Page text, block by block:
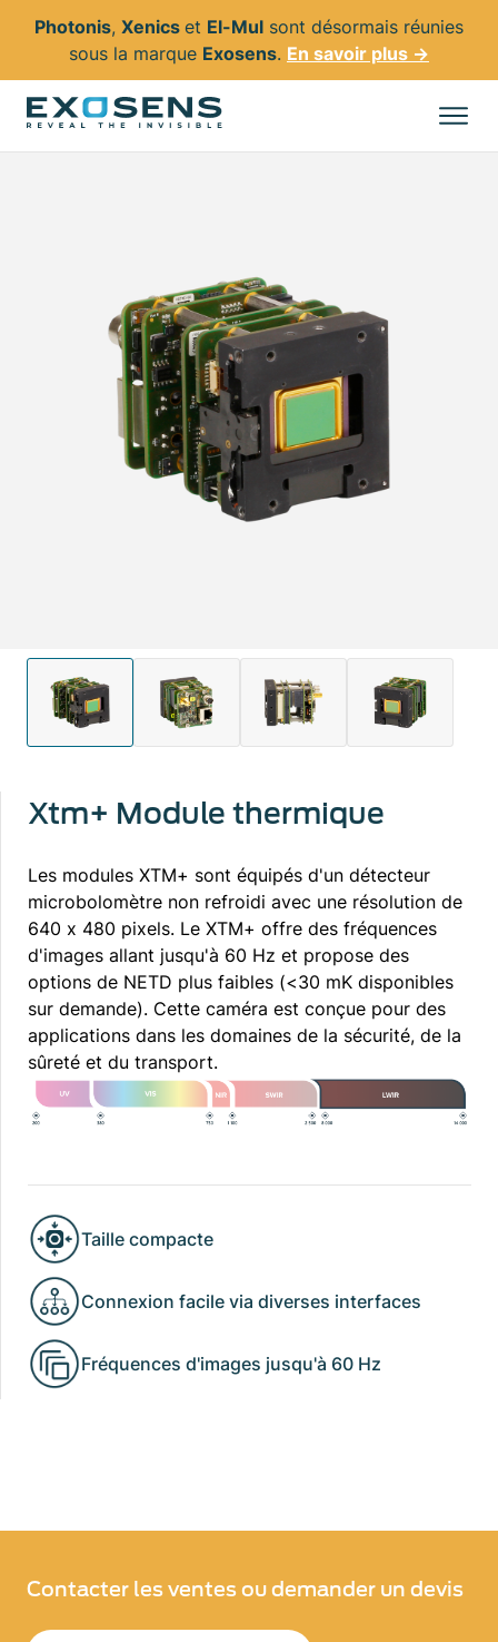
Aller
Photonis, Xenics et El-Mul sont désormais réunies
sous la marque Exosens. En savoir plus →
Tous les produits
Xtm+ Module thermique
Les modules XTM+ sont équipés d'un détecteur
microbolomètre non refroidi avec une résolution de
640 x 480 pixels. Le XTM+ offre des fréquences
d'images allant jusqu'à 60 Hz et propose des
options de NETD plus faibles (<30 mK disponibles
sur demande). Cette caméra est conçue pour des
applications dans les domaines de la sécurité, de la
sûreté et du transport.
Taille compacte
Connexion facile via diverses interfaces
Fréquences d'images jusqu'à 60 Hz
Contacter les ventes ou demander un devis